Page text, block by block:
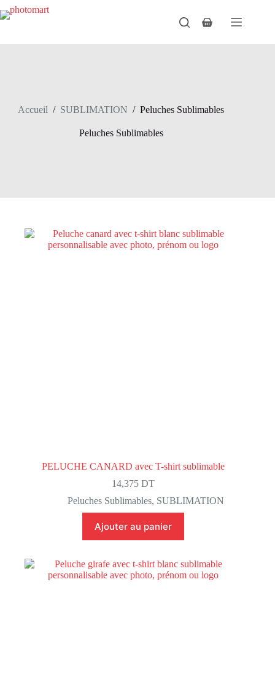
Passer
au
Panier
Accueil / SUBLIMATION / Peluches Sublimables
Peluches Sublimables
PELUCHE CANARD avec T-shirt sublimable
14,375DT
Peluches Sublimables, SUBLIMATION
Ajouter au panier